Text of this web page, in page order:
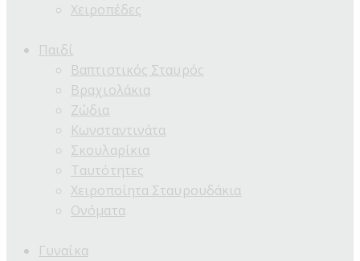
Χειροπέδες
Παιδί
Βαπτιστικός Σταυρός
Βραχιολάκια
Ζώδια
Κωνσταντινάτα
Σκουλαρίκια
Ταυτότητες
Χειροποίητα Σταυρουδάκια
Ονόματα
Γυναίκα